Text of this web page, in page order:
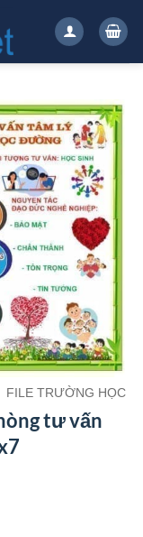
FILE TRƯỜNG HỌC
tư vấn